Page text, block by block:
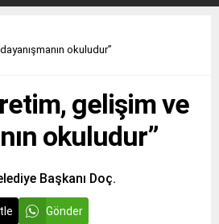
okuludur”
gelişim ve
okuludur”
Başkanı Doç.
Gönder